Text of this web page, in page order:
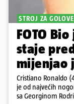
STROJ ZA GOLOVE
FOTO
staje
mijenjao
Cristiano Ronaldo
je od najvećih
sa Georginom